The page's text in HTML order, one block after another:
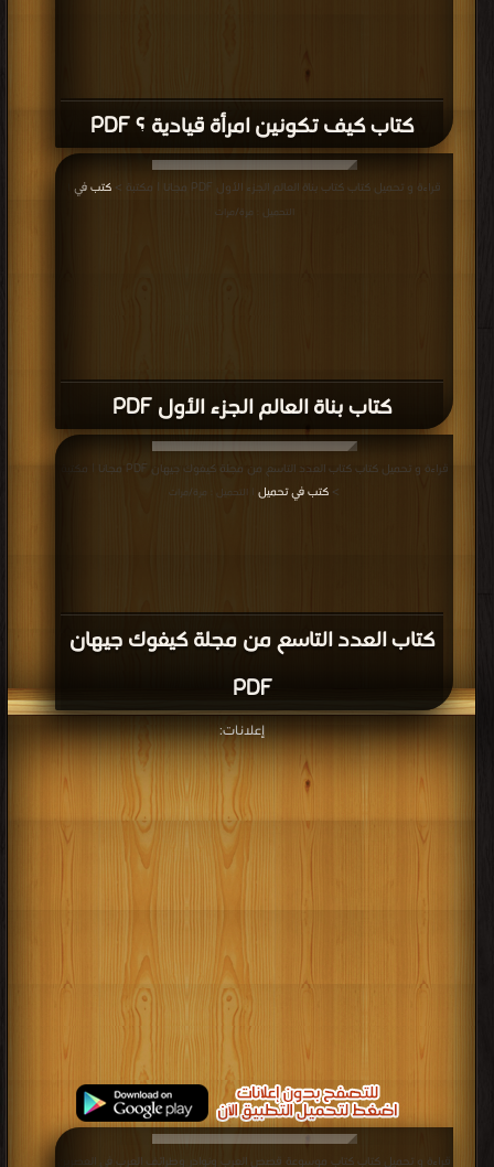
كتاب كيف تكونين امرأة قيادية ؟ PDF
كتاب بناة العالم الجزء الأول PDF
قراءة و تحميل كتاب كتاب بناة العالم الجزء الأول PDF مجانا | مكتبة > كتب في
التحميل : مرة/مرات
كتاب العدد التاسع من مجلة كيفوك جيهان
PDF
قراءة و تحميل كتاب كتاب العدد التاسع من مجلة كيفوك جيهان PDF مجانا | مكتبة
> كتب في تحميل | التحميل : مرة/مرات
إعلانات:
قراءة و تحميل كتاب كتاب موسوعة قصص العرب ونوادر وطرائف العرب في العصرين